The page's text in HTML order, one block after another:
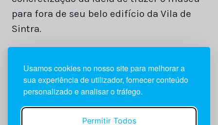
Usamos cookies no nosso site para melhorar a
sua experiência de utilizador, fornecer conteúdo
personalizado e analisar o tráfego.
Permitir Todos
para fora de seu belo edifício da Vila de
Sintra.
reforço da animação virtual dos nossos
conteúdos.